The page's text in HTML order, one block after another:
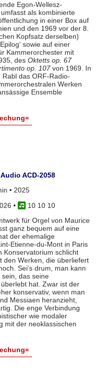
Egon-Wellesz-
als kombinierte
in einer Box auf
und den 1969 vor der 8.
Kopfsatz derselben)
sowie auf einer
Kammerorchester mit
des Oktetts op. 67
op. 107von 1969. In
das ORF-Radio-
Werken
Ensemble
ACD-2058
• 2025
•
10 10 10
für Orgel von Maurice
ganz bequem auf eine
der ehemalige
Etienne-du-Mont in Paris
Konservatorium schlicht
den Werken, die überliefert
Sei’s drum, man kann
das seine
hat. Zwar ist der
konservativ, wenn man
Messiaen heranzieht,
Die enge Verbindung
wie modaler
mit der neoklassischen